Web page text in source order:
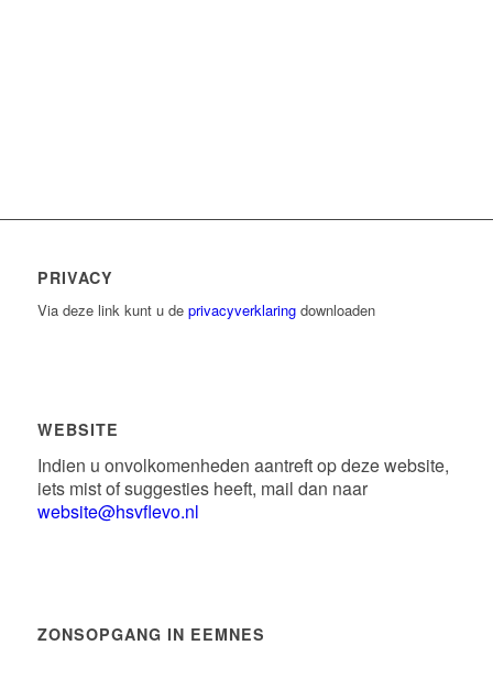
PRIVACY
Via deze link kunt u de privacyverklaringdownloaden
WEBSITE
Indien u onvolkomenheden aantreft op deze website,
iets mist of suggesties heeft, mail dan naar
website@hsvflevo.nl
ZONSOPGANG IN EEMNES